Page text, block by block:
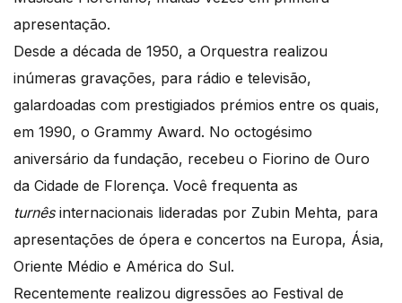
apresentação.
Desde a década de 1950, a Orquestra realizou
inúmeras gravações, para rádio e televisão,
galardoadas com prestigiados prémios entre os quais,
em 1990, o Grammy Award. No octogésimo
aniversário da fundação, recebeu o Fiorino de Ouro
da Cidade de Florença. Você frequenta as
turnêsinternacionais lideradas por Zubin Mehta, para
apresentações de ópera e concertos na Europa, Ásia,
Oriente Médio e América do Sul.
Recentemente realizou digressões ao Festival de